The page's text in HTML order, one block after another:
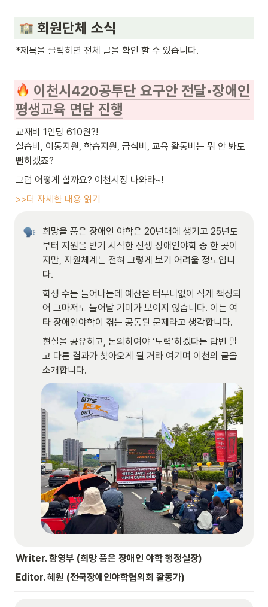
회원단체 소식
*제목을 클릭하면 전체 글을 확인 할 수 있습니다.
이천시420공투단 요구안 전달•장애인
평생교육 면담 진행
교재비 1인당 610원?!
실습비, 이동지원, 학습지원, 급식비, 교육 활동비는 뭐 안 봐도
뻔하겠죠?
그럼 어떻게 할까요? 이천시장 나와라~!
>>더 자세한 내용 읽기
희망을 품은 장애인 야학은 20년대에 생기고 25년도
부터 지원을 받기 시작한 신생 장애인야학 중 한 곳이
지만, 지원체계는 전혀 그렇게 보기 어려울 정도입니
다.
학생 수는 늘어나는데 예산은 터무니없이 적게 책정되
어 그마저도 늘어날 기미가 보이지 않습니다. 이는 여
타 장애인야학이 겪는 공통된 문제라고 생각합니다.
현실을 공유하고, 논의하여야 ‘노력’하겠다는 답변 말
고 다른 결과가 찾아오게 될 거라 여기며 이천의 글을
소개합니다.
Writer. 함영부 (희망 품은 장애인 야학 행정실장)
Editor. 혜원 (전국장애인야학협의회 활동가)